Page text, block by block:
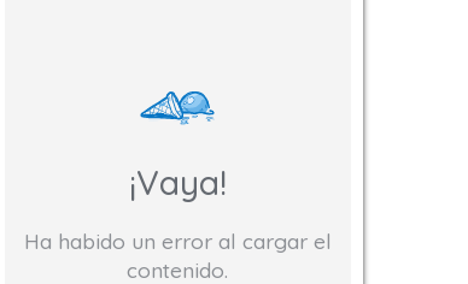
¡Vaya!
Ha habido un error al cargar el
contenido.